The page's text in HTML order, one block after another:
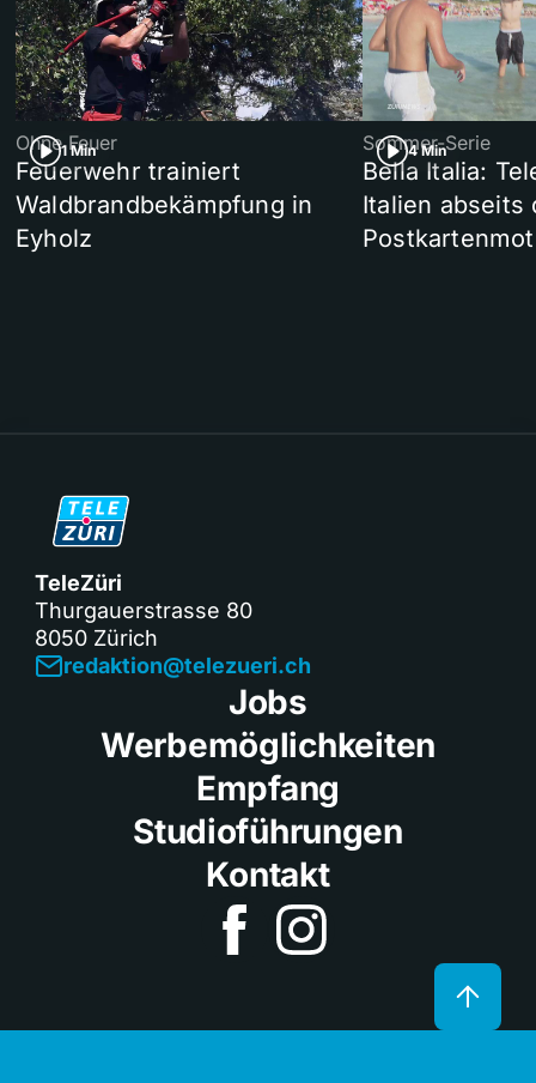
1 Min
Ohne Feuer
Feuerwehr trainiert
Waldbrandbekämpfung in
Eyholz
4 Min
Sommer-Serie
Bella Italia:
Italien abseits
TeleZüri
Thurgauerstrasse 80
8050 Zürich
redaktion@telezueri.ch
Jobs
Werbemöglichkeiten
Empfang
Studioführungen
Kontakt